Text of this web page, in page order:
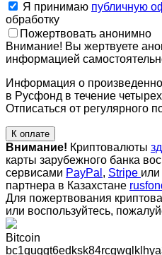
Я принимаю публичную
обработку
Пожертвовать анонимно
Внимание! Вы жертвуете
информацией
Информация о
в Русфонд в течение
Отписаться от регулярного
К оплате
Внимание! Криптовалюты
карты зарубежного банка
сервисами PayPal , Stripe
партнера в Казахстане
Для пожертвования
или воспользуйтесь,
Bitcoin